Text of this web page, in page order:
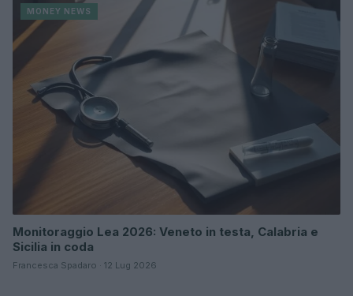
MONEY NEWS
Monitoraggio Lea 2026: Veneto in testa, Calabria e
Sicilia in coda
Francesca Spadaro · 12 Lug 2026